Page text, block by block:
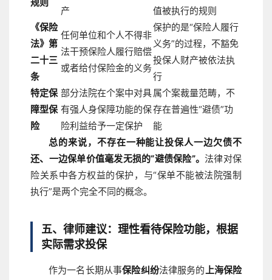
产
值被执行的规则
《保险
法》第
二十三
条
任何单位和个人不得非
法干预保险人履行赔偿
或者给付保险金的义务
保护的是“保险人履行
义务”的过程，不豁免
投保人财产被依法执
行
特定保
障型保
险
部分法院在个案中对具
有强人身保障功能的保
险利益给予一定保护
属个案裁量范畴，不
存在普遍性“避债”功
能
总的来说，不存在一种能让投保人一边欠债不
还、一边保单价值毫发无损的“避债保险”。法律对保
险关系中各方权益的保护，与“保单不能被法院强制
执行”是两个完全不同的概念。
五、律师建议：理性看待保险功能，根据
实际需求投保
作为一名长期从事保险纠纷法律服务的上海保险